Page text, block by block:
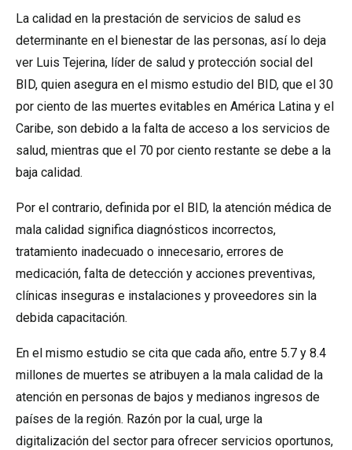
La calidad en la prestación de servicios de salud es
determinante en el bienestar de las personas, así lo deja
ver Luis Tejerina, líder de salud y protección social del
BID, quien asegura en el mismo estudio del BID, que el 30
por ciento de las muertes evitables en América Latina y el
Caribe, son debido a la falta de acceso a los servicios de
salud, mientras que el 70 por ciento restante se debe a la
baja calidad.
Por el contrario, definida por el BID, la atención médica de
mala calidad significa diagnósticos incorrectos,
tratamiento inadecuado o innecesario, errores de
medicación, falta de detección y acciones preventivas,
clínicas inseguras e instalaciones y proveedores sin la
debida capacitación.
En el mismo estudio se cita que cada año, entre 5.7 y 8.4
millones de muertes se atribuyen a la mala calidad de la
atención en personas de bajos y medianos ingresos de
países de la región. Razón por la cual, urge la
digitalización del sector para ofrecer servicios oportunos,